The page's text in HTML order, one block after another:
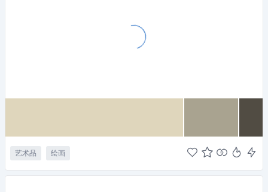
艺术品 绘画